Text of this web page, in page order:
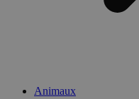
Animaux